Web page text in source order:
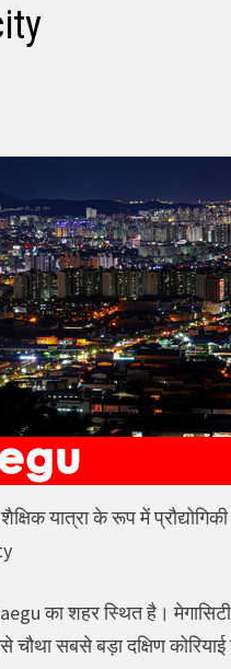
यात्रा के रूप में
का शहर स्थित है।
सबसे बड़ा दक्षिण